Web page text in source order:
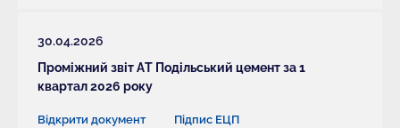
Проміжний звіт АТ Подільський цемент за 1
квартал 2026 року
30.04.2026
Відкрити документ Підпис ЕЦП